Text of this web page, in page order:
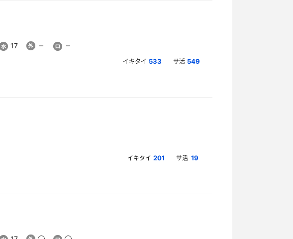
17
イキタイ 533 サ活 549
イキタイ 201 サ活 19